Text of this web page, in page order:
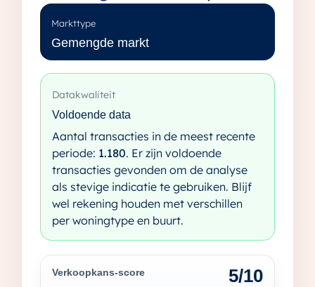
Markttype
Gemengde markt
Datakwaliteit
Voldoende data
Aantal transacties in de meest recente
periode: 1.180. Er zijn voldoende
transacties gevonden om de analyse
als stevige indicatie te gebruiken. Blijf
wel rekening houden met verschillen
per woningtype en buurt.
Verkoopkans-score 5/10